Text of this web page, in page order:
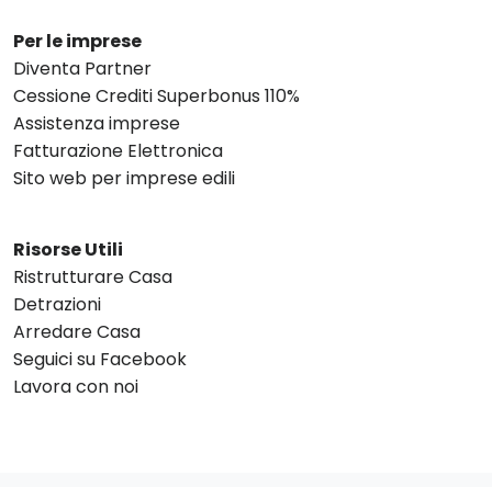
Per le imprese
Diventa Partner
Cessione Crediti Superbonus 110%
Assistenza imprese
Fatturazione Elettronica
Sito web per imprese edili
Risorse Utili
Ristrutturare Casa
Detrazioni
Arredare Casa
Seguici su Facebook
Lavora con noi